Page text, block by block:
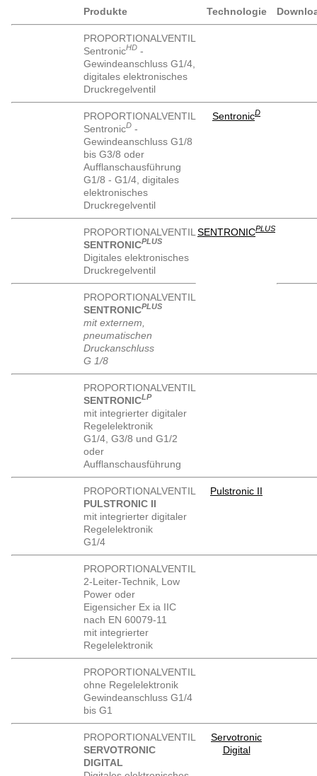
Produkte Technologie
PROPORTIONALVENTIL
SentronicHD -
Gewindeanschluss G1/4,
digitales elektronisches
Druckregelventil
PROPORTIONALVENTIL
SentronicD -
Gewindeanschluss G1/8
bis G3/8 oder
Aufflanschausführung
G1/8 - G1/4, digitales
elektronisches
Druckregelventil
SentronicD
PROPORTIONALVENTIL
SENTRONICPLUS
Digitales elektronisches
Druckregelventil
SENTRONICPLUS
PROPORTIONALVENTIL
SENTRONICPLUS
mit externem,
pneumatischen
Druckanschluss
G 1/8
PROPORTIONALVENTIL
SENTRONICLP
mit integrierter digitaler
Regelelektronik
G1/4, G3/8 und G1/2
oder
Aufflanschausführung
PROPORTIONALVENTIL
PULSTRONIC II
mit integrierter digitaler
Regelelektronik
G1/4
Pulstronic II
PROPORTIONALVENTIL
2-Leiter-Technik, Low
Power oder
Eigensicher Ex ia IIC
nach EN 60079-11
mit integrierter
Regelelektronik
PROPORTIONALVENTIL
ohne Regelelektronik
Gewindeanschluss G1/4
bis G1
PROPORTIONALVENTIL
SERVOTRONIC
DIGITAL
Servotronic
Digital